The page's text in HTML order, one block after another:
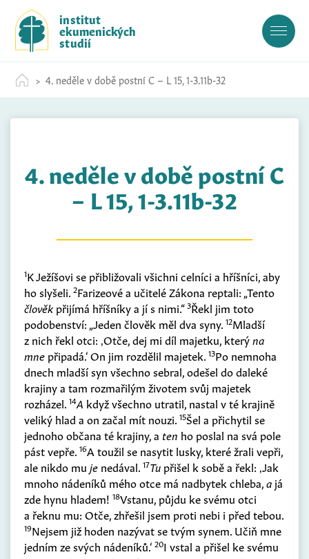
c
institut
ekumenických
studií
4. neděle v době postní C – L 15, 1-3.11b-32
4. neděle v době postní C
– L 15, 1-3.11b-32
1K Ježíšovi se přibližovali všichni celníci a hříšníci, aby
ho slyšeli. 2Farizeové a učitelé Zákona reptali: „Tento
člověkpřijímá hříšníky a jí s nimi.“3Řekl jim toto
podobenství: „Jeden člověk měl dva syny. 12Mladší
z nich řekl otci: ‚Otče, dej mi díl majetku, kterýna
mne připadá.‘ On jim rozdělil majetek. 13Po nemnoha
dnech mladší syn všechno sebral, odešel do daleké
krajiny a tam rozmařilým životem svůj majetek
rozházel. 14A když všechno utratil, nastal v té krajině
veliký hlad a on začal mít nouzi. 15Šel a přichytil se
jednoho občana té krajiny, a ten ho poslal na svá pole
pást vepře. 16A toužil se nasytit lusky, které žrali vepři,
ale nikdo mu je nedával. 17Tu přišel k sobě a řekl: ‚Jak
mnoho nádeníků mého otce má nadbytek chleba,a já
zde hynu hladem! 18Vstanu, půjdu ke svému otci
a řeknu mu: Otče, zhřešil jsem proti nebi i před tebou.
19Nejsem již hoden nazývat se tvým synem. Učiň mne
jedním ze svých nádeníků.‘ 20I vstal a přišel ke svému